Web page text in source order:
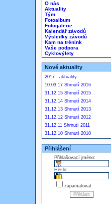
O nás
Aktuality
Tým
Fotoalbum
Fotogalerie
Kalendář závodů
Výsledky závodů
Kam na trénink
Vaše podpora
Cyklovýlety
Nové aktuality
2017 - aktuality
10.03.17 Shrnutí 2016
31.12.15 Shrnutí 2015
31.12.14 Shrnutí 2014
31.12.13 Shrnutí 2013
31.12.12 Shrnutí 2012
31.12.11 Shrnutí 2011
31.12.10 Shrnutí 2010
Přihlášení
Přihlašovací jméno:
Heslo:
zapamatovat